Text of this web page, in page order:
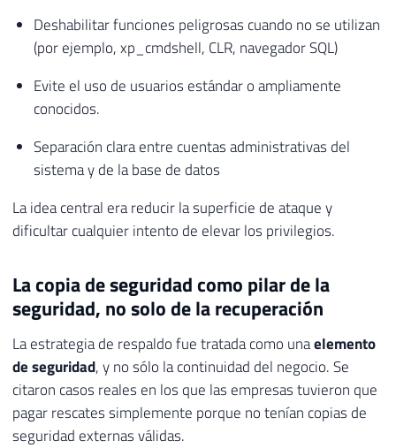
Deshabilitar funciones peligrosas cuando no se utilizan
(por ejemplo, xp_cmdshell, CLR, navegador SQL)
Evite el uso de usuarios estándar o ampliamente
conocidos.
Separación clara entre cuentas administrativas del
sistema y de la base de datos
La idea central era reducir la superficie de ataque y
dificultar cualquier intento de elevar los privilegios.
La copia de seguridad como pilar de la
seguridad, no solo de la recuperación
La estrategia de respaldo fue tratada como unaelemento
de seguridad, y no sólo la continuidad del negocio. Se
citaron casos reales en los que las empresas tuvieron que
pagar rescates simplemente porque no tenían copias de
seguridad externas válidas.